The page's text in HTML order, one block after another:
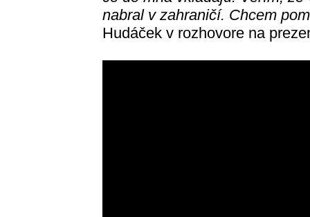
nabral v zahraničí. Chcem
Hudáček v rozhovore na